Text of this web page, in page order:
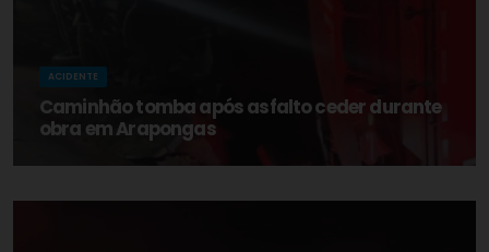
ACIDENTE
Caminhão tomba após asfalto ceder durante
obra em Arapongas